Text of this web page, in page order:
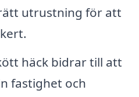
utrustning för att
häck bidrar till att
fastighet och